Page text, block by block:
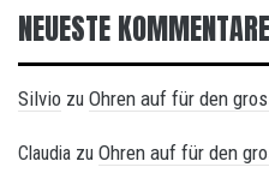
NEUESTE KOMMENTARE
Silvio zu Ohren auf für den
Claudia zu Ohren auf für den